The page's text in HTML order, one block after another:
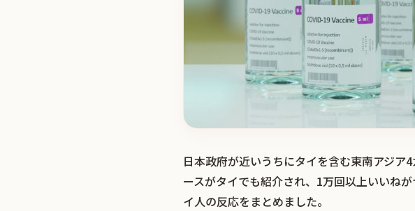
日本政府が近いうちにタイを含む東南アジア
ースがタイでも紹介され、1万回以上いいね
イ人の反応をまとめました。